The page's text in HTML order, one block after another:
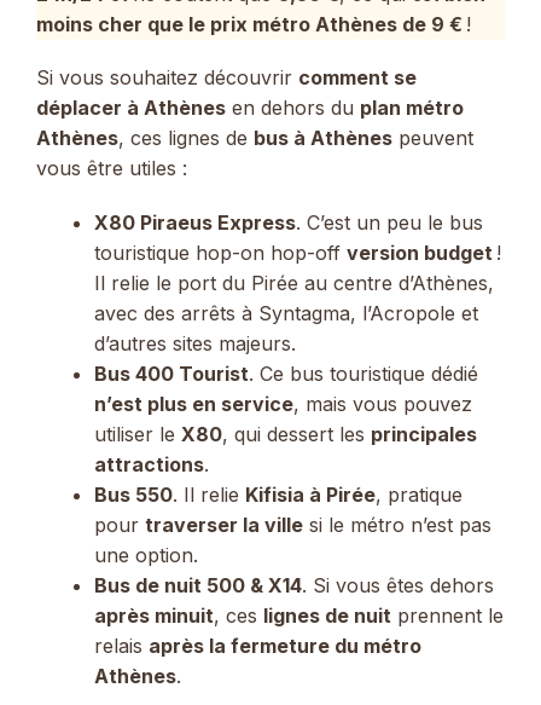
moins cher que le prix métro Athènes de 9 € !
Si vous souhaitez découvrir comment se
déplacer à Athènes en dehors du plan métro
Athènes, ces lignes de bus à Athènes peuvent
vous être utiles :
X80 Piraeus Express. C’est un peu le bus
touristique hop-on hop-off version budget !
Il relie le port du Pirée au centre d’Athènes,
avec des arrêts à Syntagma, l’Acropole et
d’autres sites majeurs.
Bus 400 Tourist. Ce bus touristique dédié
n’est plus en service, mais vous pouvez
utiliser le X80, qui dessert les principales
attractions.
Bus 550. Il relie Kifisia à Pirée, pratique
pour traverser la ville si le métro n’est pas
une option.
Bus de nuit 500 & X14. Si vous êtes dehors
après minuit, ces lignes de nuit prennent le
relais après la fermeture du métro
Athènes.